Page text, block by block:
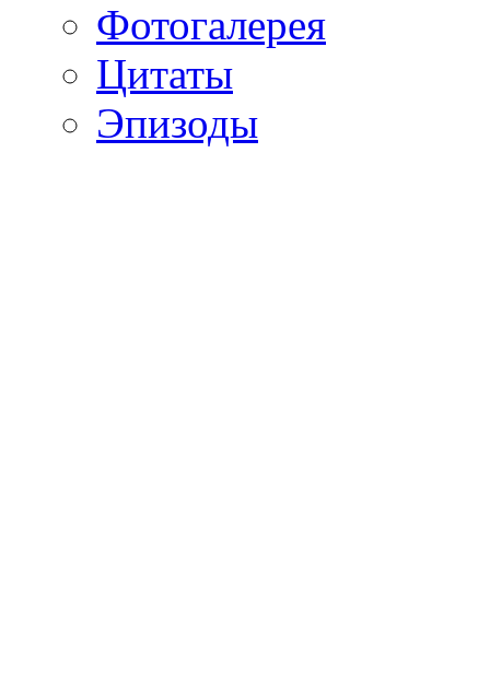
Фотогалерея
Цитаты
Эпизоды